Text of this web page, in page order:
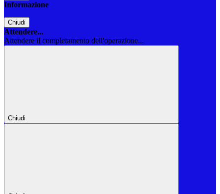
Informazione
Chiudi
Attendere...
Attendere il completamento dell'operazione...
Chiudi